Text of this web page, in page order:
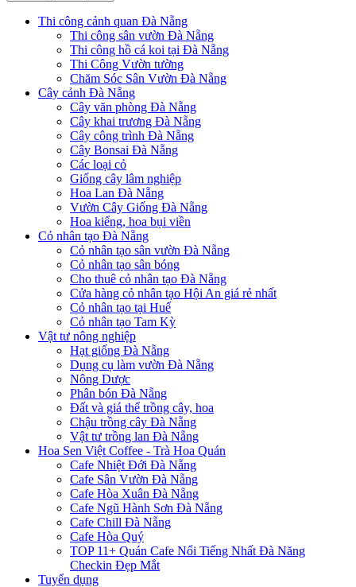
Thi công cảnh quan Đà Nẵng
Thi công sân vườn Đà Nẵng
Thi công hồ cá koi tại Đà Nẵng
Thi Công Vườn tường
Chăm Sóc Sân Vườn Đà Nẵng
Cây cảnh Đà Nẵng
Cây văn phòng Đà Nẵng
Cây khai trương Đà Nẵng
Cây công trình Đà Nẵng
Cây Bonsai Đà Nẵng
Các loại cỏ
Giống cây lâm nghiệp
Hoa Lan Đà Nẵng
Vườn Cây Giống Đà Nẵng
Hoa kiểng, hoa bụi viền
Cỏ nhân tạo Đà Nẵng
Cỏ nhân tạo sân vườn Đà Nẵng
Cỏ nhân tạo sân bóng
Cho thuê cỏ nhân tạo Đà Nẵng
Cửa hàng cỏ nhân tạo Hội An giá rẻ nhất
Cỏ nhân tạo tại Huế
Cỏ nhân tạo Tam Kỳ
Vật tư nông nghiệp
Hạt giống Đà Nẵng
Dụng cụ làm vườn Đà Nẵng
Nông Dược
Phân bón Đà Nẵng
Đất và giá thể trồng cây, hoa
Chậu trồng cây Đà Nẵng
Vật tư trồng lan Đà Nẵng
Hoa Sen Việt Coffee - Trà Hoa Quán
Cafe Nhiệt Đới Đà Nẵng
Cafe Sân Vườn Đà Nẵng
Cafe Hòa Xuân Đà Nẵng
Cafe Ngũ Hành Sơn Đà Nẵng
Cafe Chill Đà Nẵng
Cafe Hòa Quý
TOP 11+ Quán Cafe Nổi Tiếng Nhất Đà Năng
Checkin Đẹp Mắt
Tuyển dụng